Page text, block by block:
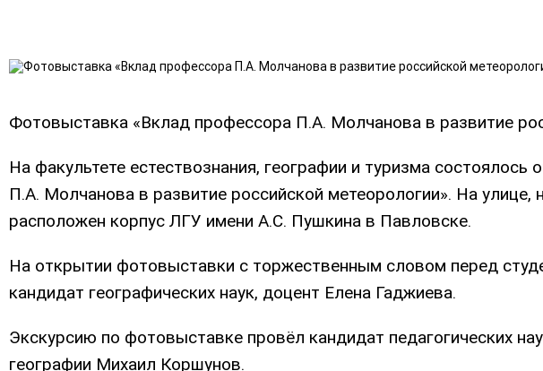
Фотовыставка «Вклад профессора П.А. Молчанова в развитие
На факультете естествознания, географии и туризма
П.А. Молчанова в развитие российской метеорологии». На
расположен корпус ЛГУ имени А.С. Пушкина в Павловске.
На открытии фотовыставки с торжественным словом перед
кандидат географических наук, доцент Елена Гаджиева.
Экскурсию по фотовыставке провёл кандидат педагогических
географии Михаил Коршунов.